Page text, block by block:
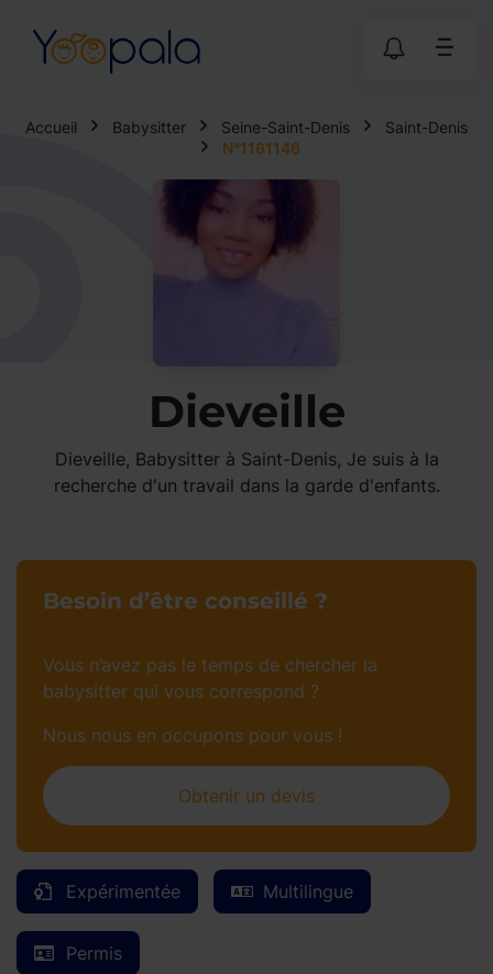
Accueil Babysitter Seine-Saint-Denis
Saint-Denis
N°1161146
Dieveille
Dieveille, Babysitter à Saint-Denis, Je suis à la
recherche d'un travail dans la garde d'enfants.
Expérimentée Multilingue
Permis
Besoin d’être conseillé ?
Vous n’avez pas le temps de chercher la
babysitter qui vous correspond ?
Nous nous en occupons pour vous !
Obtenir un devis